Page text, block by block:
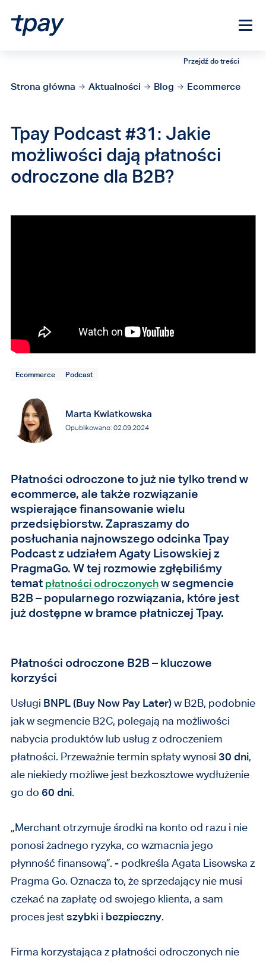
Przejdź do treści
Strona główna Aktualności Blog Ecommerce
Tpay Podcast #31: Jakie
możliwości dają płatności
odroczone dla B2B?
Marta Kwiatkowska
Opublikowano: 02.09.2024
Ecommerce Podcast
Płatności odroczone to już nie tylko trend w
ecommerce, ale także rozwiązanie
wspierające finansowanie wielu
przedsiębiorstw. Zapraszamy do
posłuchania najnowszego odcinka Tpay
Podcast z udziałem Agaty Lisowskiej z
PragmaGo. W tej rozmowie zgłębiliśmy
temat płatności odroczonychw segmencie
B2B – popularnego rozwiązania, które jest
już dostępne w bramce płatniczej Tpay.
Płatności odroczone B2B – kluczowe
korzyści
Usługi BNPL (Buy Now Pay Later)w B2B, podobnie
jak w segmencie B2C, polegają na możliwości
nabycia produktów lub usług z odroczeniem
płatności. Przeważnie termin spłaty wynosi 30 dni,
ale niekiedy możliwe jest bezkosztowe wydłużenie
go do 60 dni.
„Merchant otrzymuje środki na konto od razu i nie
ponosi żadnego ryzyka, co wzmacnia jego
płynność finansową”. - podkreśla Agata Lisowska z
Pragma Go. Oznacza to, że sprzedający nie musi
czekać na zapłatę od swojego klienta, a sam
proces jestszybki i bezpieczny.
Firma korzystająca z płatności odroczonych nie